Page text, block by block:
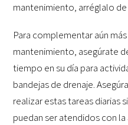
mantenimiento, arréglalo
Para complementar aún
mantenimiento, asegúrate
tiempo en su día para
bandejas de drenaje.
realizar estas tareas diarias
puedan ser atendidos con